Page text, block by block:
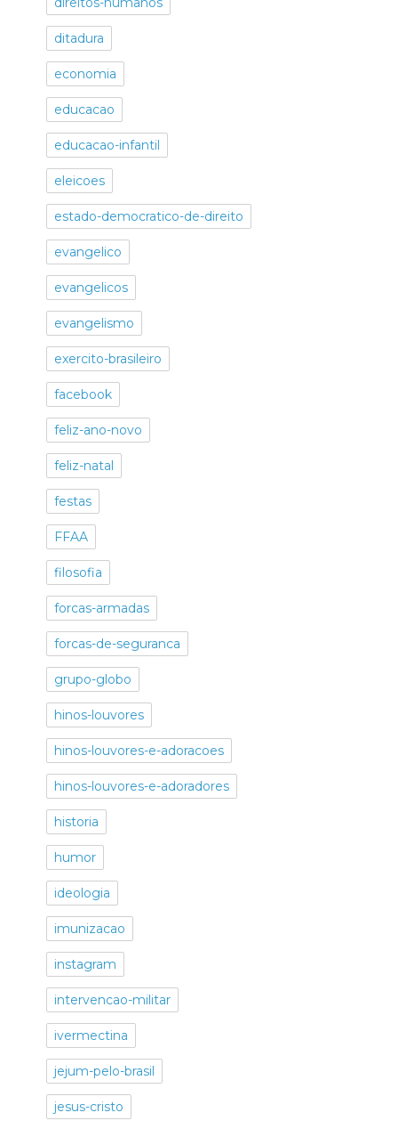
ditadura
economia
educacao
educacao-infantil
eleicoes
estado-democratico-de-direito
evangelico
evangelicos
evangelismo
exercito-brasileiro
facebook
feliz-ano-novo
feliz-natal
festas
FFAA
filosofia
forcas-armadas
forcas-de-seguranca
grupo-globo
hinos-louvores
hinos-louvores-e-adoracoes
hinos-louvores-e-adoradores
historia
humor
ideologia
imunizacao
instagram
intervencao-militar
ivermectina
jejum-pelo-brasil
jesus-cristo